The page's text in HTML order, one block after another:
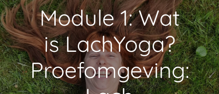
hoofdinhoudModule 1: Wat
is LachYoga?
Proefomgeving: